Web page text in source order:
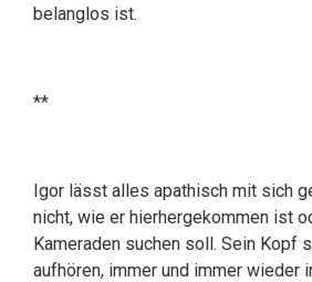
belanglos ist.
**
Igor lässt alles apathisch mit sich
nicht, wie er hierhergekommen ist
Kameraden suchen soll. Sein Kopf
aufhören, immer und immer wieder